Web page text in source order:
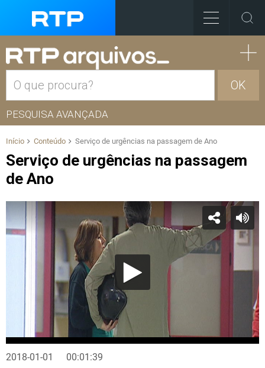
OK
PESQUISA AVANÇADA
Início Conteúdo Serviço de urgências na passagem de Ano
Serviço de urgências na passagem
de Ano
2018-01-01 00:01:39